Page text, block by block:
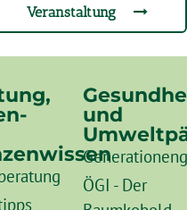
Veranstaltung
und
ÖGI - Der